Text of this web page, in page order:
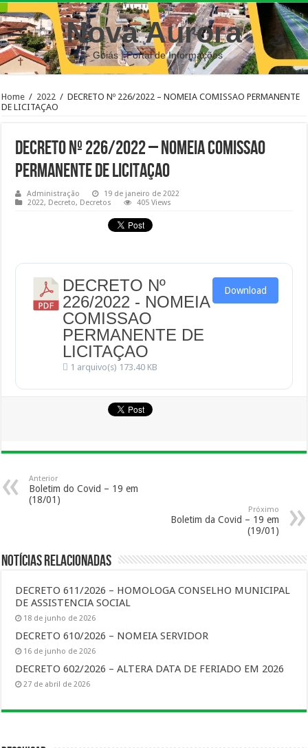
Nova Aurora
– Goiás | Portal de Informações
Home / 2022 / DECRETO Nº 226/2022 – NOMEIA COMISSAO PERMANENTE
DE LICITAÇAO
DECRETO Nº 226/2022 – NOMEIA COMISSAO
PERMANENTE DE LICITAÇAO
Administração
19 de janeiro de 2022
2022, Decreto, Decretos 405 Views
DECRETO Nº
226/2022 - NOMEIA
COMISSAO
PERMANENTE DE
LICITAÇAO
1 arquivo(s) 173.40 KB
Download
Anterior
Boletim do Covid – 19 em
(18/01)
Próximo
Boletim da Covid – 19 em
(19/01)
Notícias Relacionadas
DECRETO 611/2026 – HOMOLOGA CONSELHO MUNICIPAL
DE ASSISTENCIA SOCIAL
18 de junho de 2026
DECRETO 610/2026 – NOMEIA SERVIDOR
16 de junho de 2026
DECRETO 602/2026 – ALTERA DATA DE FERIADO EM 2026
27 de abril de 2026